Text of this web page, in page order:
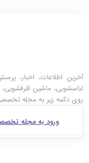
آخرین اطلاعات، اخبار،
لباسشویی، ماشین ظرفشویی،
روی دکمه زیر به مجله
ورود به مجله